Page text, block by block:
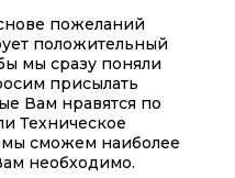
пожеланий
положительный
мы сразу поняли
присылать
Вам нравятся по
Техническое
мы сможем наиболее
необходимо.